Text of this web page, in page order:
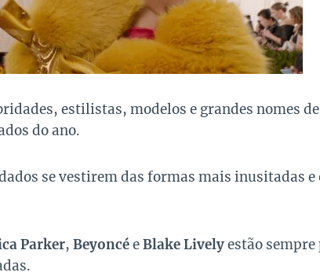
estilistas, modelos e grandes nomes
do ano.
se vestirem das formas mais inusitadas
Parker, BeyoncéeBlake Livelyestão